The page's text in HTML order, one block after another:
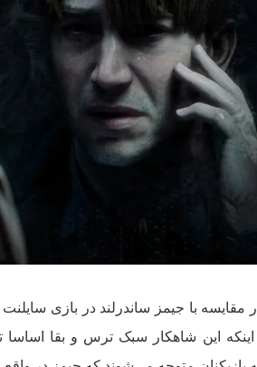
اینکه این شاهکار سبک ترس و بقا